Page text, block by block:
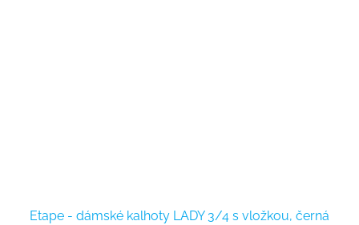
Etape - dámské kalhoty LADY 3/4 s vložkou, černá